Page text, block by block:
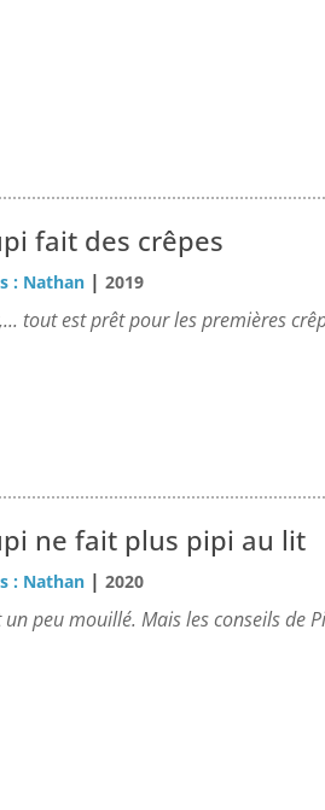
fait des crêpes
: Nathan |2019
tout est prêt pour les premières
ne fait plus pipi au lit
: Nathan |2020
peu mouillé. Mais les conseils de